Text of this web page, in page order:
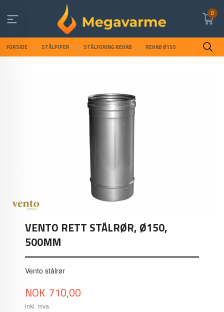
innholdet
0
FORSIDE STÅLPIPER STÅLFORING REHAB REHAB Ø150
VENTO RETT STÅLRØR, Ø150,
500MM
Vento stålrør
Pris
NOK 710,00
inkl. mva.